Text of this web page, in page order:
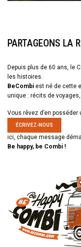
PARTAGEONS LA
Depuis plus de 60 ans, le
les histoires.
BeCombi est né de cette
unique : récits de
Vous rêvez d’en posséder
ÉCRIVEZ-NOUS
ici, chaque message
Be happy, be Combi !